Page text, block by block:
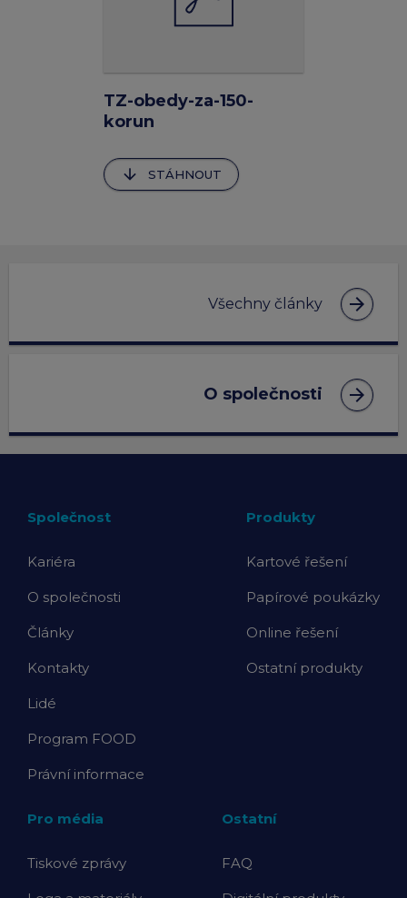
TZ-obedy-za-150-
korun
arrow_downward STÁHNOUT
Všechny články arrow_forward
O společnosti arrow_forward
Společnost
Kariéra
O společnosti
Články
Kontakty
Lidé
Program FOOD
Právní informace
Produkty
Kartové řešení
Papírové poukázky
Online řešení
Ostatní produkty
Pro média
Tiskové zprávy
Ostatní
FAQ